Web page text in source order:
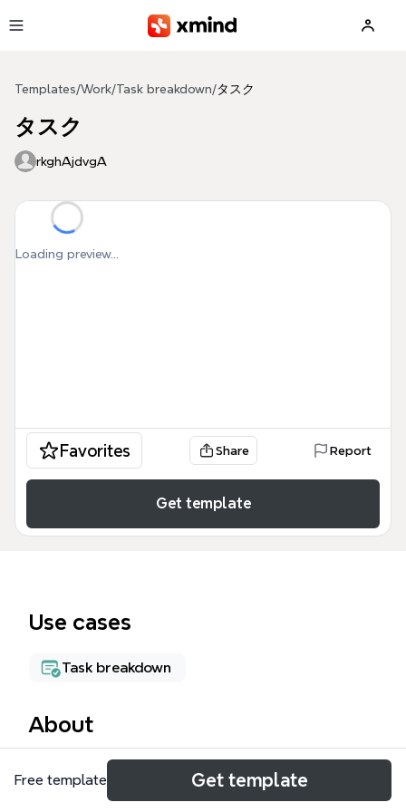
Templates/Work/Task breakdown/タスク
タスク
rkghAjdvgA
Loading preview...
Favorites Share Report
Get template
Use cases
Task breakdown
About
タスク mind mapは、新規プロジェクトの立ち上げや
店舗運営の準備を効率化するために設計されたタスク
Free template Get template